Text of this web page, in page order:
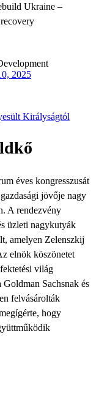
Ukraine –
2025
Királyságtól
éves kongresszusát
jövője nagy
A rendezvény
üzleti nagykutyák
amelyen Zelenszkij
elnök köszönetet
világ
Sachsnak és
felvásárolták
hogy